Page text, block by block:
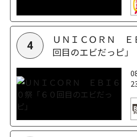
4
ＵＮＩＣＯＲＮ Ｅ
回目のエビだっピ」